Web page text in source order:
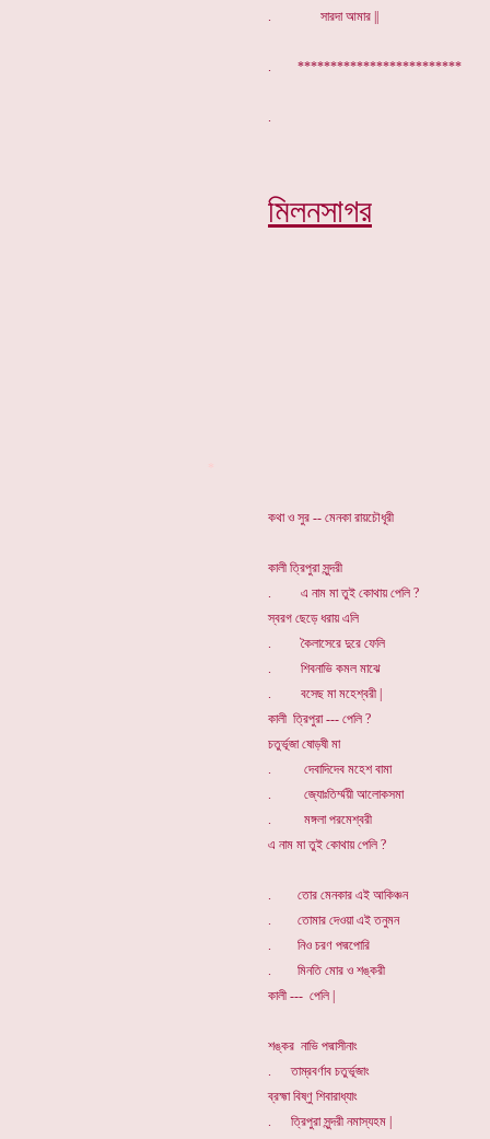
. সারদা আমার ||
. *************************
মিলনসাগর
কথা ও সুর -- মেনকা রায়চৌধূরী
কালী ত্রিপুরা সুন্দরী
. এ নাম মা তুই কোথায় পেলি ?
স্বরগ ছেড়ে ধরায় এলি
. কৈলাসেরে দুরে ফেলি
. শিবনাভি কমল মাঝে
. বসেছ মা মহেশ্বরী |
কালী ত্রিপুরা --- পেলি ?
চতুর্ভূজা ষোড়ষী মা
. দেবাদিদেব মহেশ বামা
. জ্যোঃতির্ম্ময়ী আলোকসমা
. মঙ্গলা পরমেশ্বরী
এ নাম মা তুই কোথায় পেলি ?
. তোর মেনকার এই আকিঞ্চন
. তোমার দেওয়া এই তনুমন
. নিও চরণ পদ্মপোরি
. মিনতি মোর ও শঙ্করী
কালী --- পেলি |
শঙ্কর নাভি পদ্মাসীনাং
. তাম্রবর্ণাব চতুর্ভূজাং
ব্রহ্মা বিষ্ণু শিবারাধ্যাং
. ত্রিপুরা সুন্দরী নমাস্যহম |